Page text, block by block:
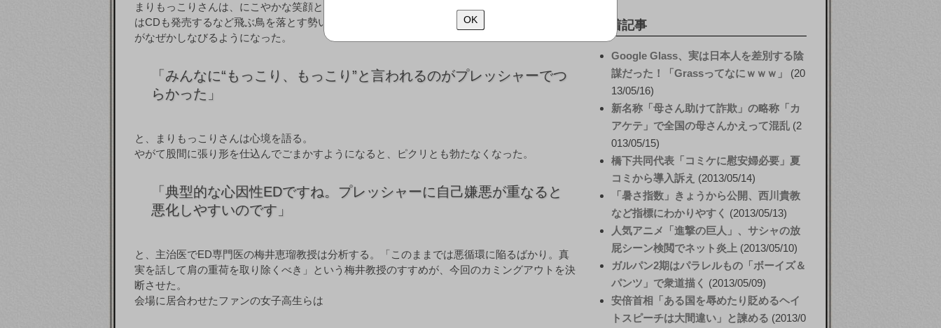
OK
まりもっこりさんは、にこやかな笑顔と屹立した股間をトレードマークに人気を集め、最近で
はCDも発売するなど飛ぶ鳥を落とす勢いだった。しかし人気が出るにつれ、ウリのイチモツ
がなぜかしなびるようになった。
「 みんなに“もっこり、もっこり”と言われるのがプレッシャーでつ
らかった」
と、まりもっこりさんは心境を語る。
やがて股間に張り形を仕込んでごまかすようになると、ピクリとも勃たなくなった。
「 典型的な心因性EDですね。プレッシャーに自己嫌悪が重なると
悪化しやすいのです」
と、主治医でED専門医の梅井恵瑠教授は分析する。「このままでは悪循環に陥るばかり。真
実を話して肩の重荷を取り除くべき」という梅井教授のすすめが、今回のカミングアウトを決
断させた。
会場に居合わせたファンの女子高生らは
新着記事
Google Glass、実は日本人を差別する陰
謀だった！「Grassってなにｗｗｗ」
20
13/05/16
新名称「母さん助けて詐欺」の略称「カ
アケテ」で全国の母さんかえって混乱 2
013/05/15
橋下共同代表「コミケに慰安婦必要」夏
コミから導入訴え
2013/05/14
「暑さ指数」きょうから公開、西川貴教
など指標にわかりやすく
2013/05/13
人気アニメ「進撃の巨人」、サシャの放
屁シーン検閲でネット炎上
2013/05/10
ガルパン2期はパラレルもの「ボーイズ＆
パンツ」で衆道描く
2013/05/09
安倍首相「ある国を辱めたり貶めるヘイ
トスピーチは大間違い」と諫める
2013/0